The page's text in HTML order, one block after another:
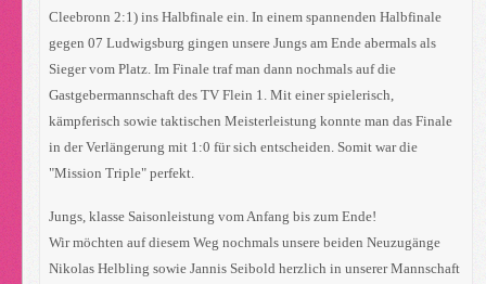
Cleebronn 2:1) ins Halbfinale ein. In einem spannenden Halbfinale
gegen 07 Ludwigsburg gingen unsere Jungs am Ende abermals als
Sieger vom Platz. Im Finale traf man dann nochmals auf die
Gastgebermannschaft des TV Flein 1. Mit einer spielerisch,
kämpferisch sowie taktischen Meisterleistung konnte man das Finale
in der Verlängerung mit 1:0 für sich entscheiden. Somit war die
"Mission Triple" perfekt.
Jungs, klasse Saisonleistung vom Anfang bis zum Ende!
Wir möchten auf diesem Weg nochmals unsere beiden Neuzugänge
Nikolas Helbling sowie Jannis Seibold herzlich in unserer Mannschaft